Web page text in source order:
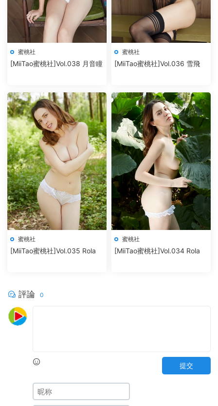
蜜桃社
[MiiTao蜜桃社]Vol.038 月音瞳
蜜桃社
[MiiTao蜜桃社]Vol.036 雪飛
蜜桃社
[MiiTao蜜桃社]Vol.035 Rola
蜜桃社
[MiiTao蜜桃社]Vol.034 Rola
評論 0
提交